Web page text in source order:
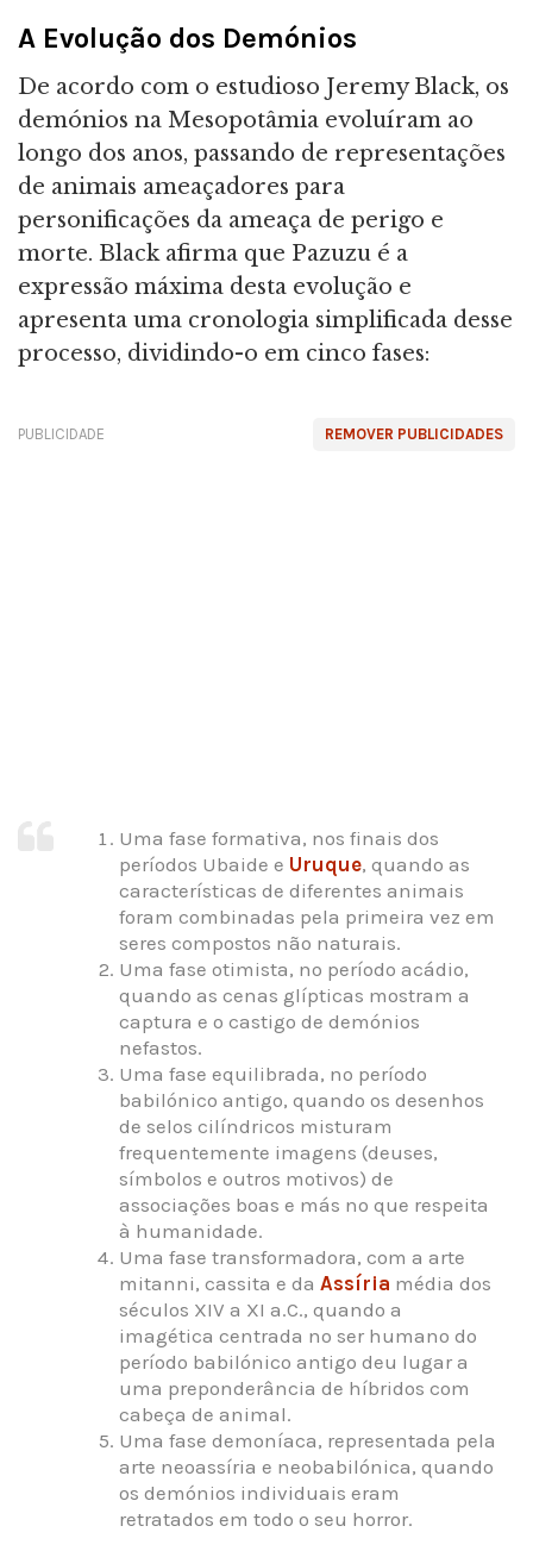
A Evolução dos Demónios
De acordo com o estudioso Jeremy Black, os
demónios na Mesopotâmia evoluíram ao
longo dos anos, passando de representações
de animais ameaçadores para
personificações da ameaça de perigo e
morte. Black afirma que Pazuzu é a
expressão máxima desta evolução e
apresenta uma cronologia simplificada desse
processo, dividindo-o em cinco fases:
REMOVER PUBLICIDADES
PUBLICIDADE
Uma fase formativa, nos finais dos
períodos Ubaide e Uruque, quando as
características de diferentes animais
foram combinadas pela primeira vez em
seres compostos não naturais.
Uma fase otimista, no período acádio,
quando as cenas glípticas mostram a
captura e o castigo de demónios
nefastos.
Uma fase equilibrada, no período
babilónico antigo, quando os desenhos
de selos cilíndricos misturam
frequentemente imagens (deuses,
símbolos e outros motivos) de
associações boas e más no que respeita
à humanidade.
Uma fase transformadora, com a arte
mitanni, cassita e da Assíria média dos
séculos XIV a XI a.C., quando a
imagética centrada no ser humano do
período babilónico antigo deu lugar a
uma preponderância de híbridos com
cabeça de animal.
Uma fase demoníaca, representada pela
arte neoassíria e neobabilónica, quando
os demónios individuais eram
retratados em todo o seu horror.